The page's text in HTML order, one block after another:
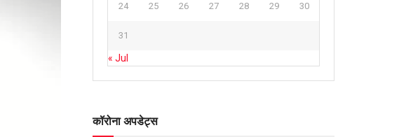
24 25 26 27 28 29 30
31
« Jul
कॉरोना अपडेट्स